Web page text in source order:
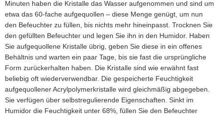
Minuten haben die Kristalle das Wasser aufgenommen und sind um
etwa das 60-fache aufgequollen – diese Menge genügt, um nun
den Befeuchter zu füllen, bis nichts mehr hineinpasst. Trocknen Sie
den gefüllten Befeuchter und legen Sie ihn in den Humidor. Haben
Sie aufgequollene Kristalle übrig, geben Sie diese in ein offenes
Behältnis und warten ein paar Tage, bis sie fast die ursprüngliche
Form zurückerhalten haben. Die Kristalle sind wie erwähnt fast
beliebig oft wiederverwendbar. Die gespeicherte Feuchtigkeit
aufgequollener Acrylpolymerkristalle wird gleichmäßig abgegeben.
Sie verfügen über selbstregulierende Eigenschaften. Sinkt im
Humidor die Feuchtigkeit unter 68%, füllen Sie den Befeuchter